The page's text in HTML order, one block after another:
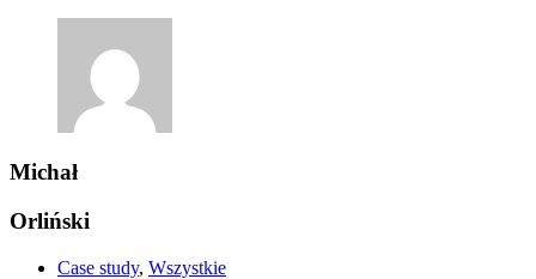
Michał
Orliński
Case study, Wszystkie